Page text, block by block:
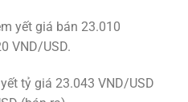
yết giá bán 23.010
VND/USD.
tỷ giá 23.043 VND/USD